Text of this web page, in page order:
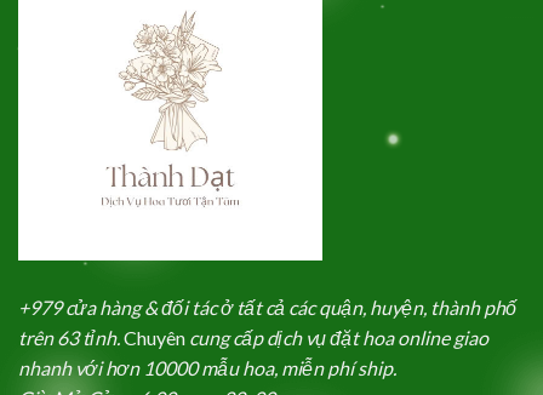
+979 cửa hàng & đối tác ở tất cả các quận, huyện, thành phố
trên 63 tỉnh. Chuyên cung cấp dịch vụ đặt hoa online giao
nhanh với hơn 10000 mẫu hoa, miễn phí ship.